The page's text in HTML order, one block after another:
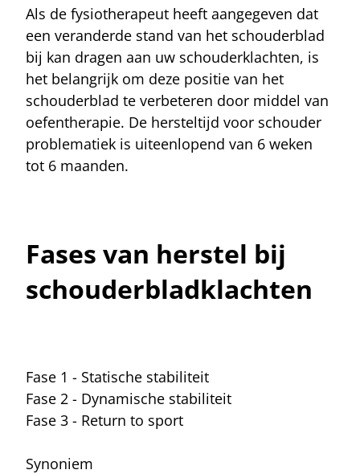
Als de fysiotherapeut heeft aangegeven dat
een veranderde stand van het schouderblad
bij kan dragen aan uw schouderklachten, is
het belangrijk om deze positie van het
schouderblad te verbeteren door middel van
oefentherapie. De hersteltijd voor schouder
problematiek is uiteenlopend van 6 weken
tot 6 maanden.
Fases van herstel bij
schouderbladklachten
Fase 1 - Statische stabiliteit
Fase 2 - Dynamische stabiliteit
Fase 3 - Return to sport
Synoniem